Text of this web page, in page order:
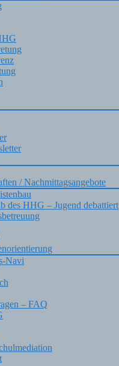
/ Nachmittagsangebote
des HHG – Jugend debattiert
Navi
– FAQ